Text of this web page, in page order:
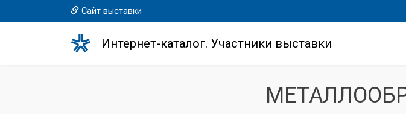
Сайт выставки
Интернет-каталог. Участники выставки